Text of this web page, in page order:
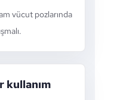
vücut pozlarında
kullanım